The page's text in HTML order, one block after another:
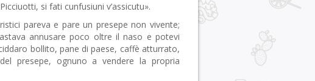
si fati cunfusiuni v’assicutu».
pareva e pare un presepe non vivente;
annusare poco oltre il naso e potevi
bollito, pane di paese, caffè atturrato,
presepe, ognuno a vendere la propria